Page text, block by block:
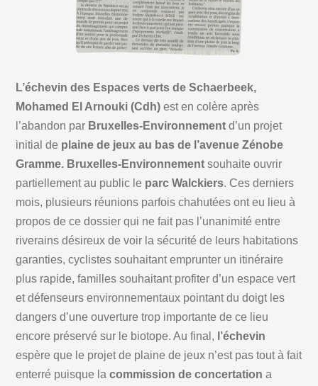
L’échevin des Espaces verts de Schaerbeek,
Mohamed El Arnouki (Cdh) est en colère après
l’abandon par Bruxelles-Environnement d’un projet
initial de plaine de jeux au bas de l’avenue Zénobe
Gramme. Bruxelles-Environnement souhaite ouvrir
partiellement au public le parc Walckiers. Ces derniers
mois, plusieurs réunions parfois chahutées ont eu lieu à
propos de ce dossier qui ne fait pas l’unanimité entre
riverains désireux de voir la sécurité de leurs habitations
garanties, cyclistes souhaitant emprunter un itinéraire
plus rapide, familles souhaitant profiter d’un espace vert
et défenseurs environnementaux pointant du doigt les
dangers d’une ouverture trop importante de ce lieu
encore préservé sur le biotope. Au final, l’échevin
espère que le projet de plaine de jeux n’est pas tout à fait
enterré puisque la commission de concertation a